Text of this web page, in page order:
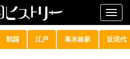
戦国 江戸 幕末維新 近現代